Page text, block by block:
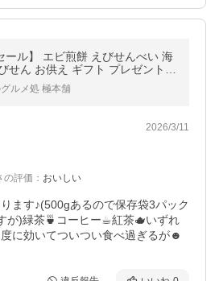
ール】 エビ煎餅 えびせんべい 海
せん お供え ギフト プレゼント
菓子 和菓子 無選別 ご自宅用 お
徳用 大量 4種 500g
ルメ処 極本舗
2026/3/11
の評価 ： おいしい
ます♪(500gあるので保存袋3パック
が)緑茶🍵コーヒー☕︎紅茶🫖いずれ
に効いてついつい食べ過ぎるが☻